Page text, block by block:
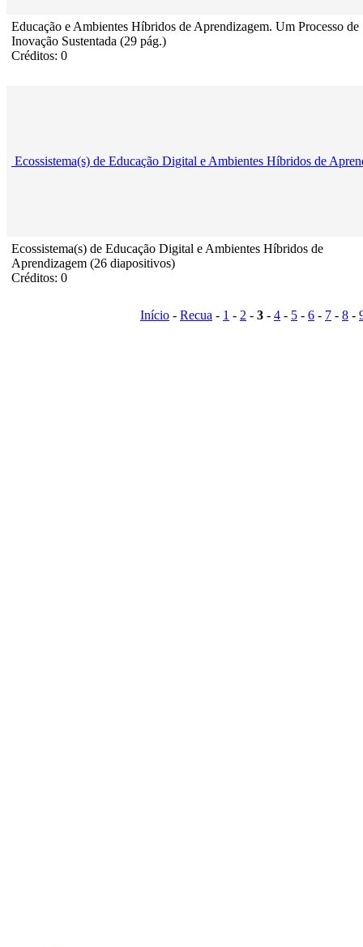
Educação e Ambientes Híbridos de Aprendizagem. Um Processo de
Inovação Sustentada (29 pág.)
Créditos: 0
Ecossistema(s) de Educação Digital e Ambientes Híbridos de
Ecossistema(s) de Educação Digital e Ambientes Híbridos de
Aprendizagem (26 diapositivos)
Créditos: 0
Início - Recua - 1 - 2 - 3 - 4 - 5 - 6 - 7 - 8 -